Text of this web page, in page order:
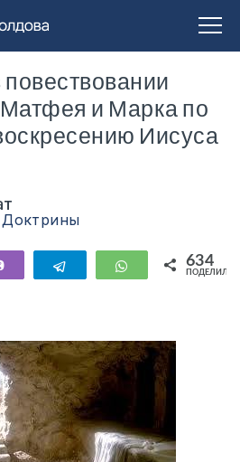
Матфея и Марка по
Иисуса
Доктрины
Telegram WhatsApp
634